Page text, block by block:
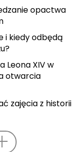
opactwa
i kiedy odbędą
Leona XIV w
otwarcia
zajęcia z historii